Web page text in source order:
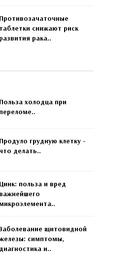
Противозачаточные
таблетки снижают риск
развития рака..
Польза холодца при
переломе..
Продуло грудную клетку -
что делать..
Цинк: польза и вред
важнейшего
микроэлемента..
щитовидной
симптомы,
диагностика и..